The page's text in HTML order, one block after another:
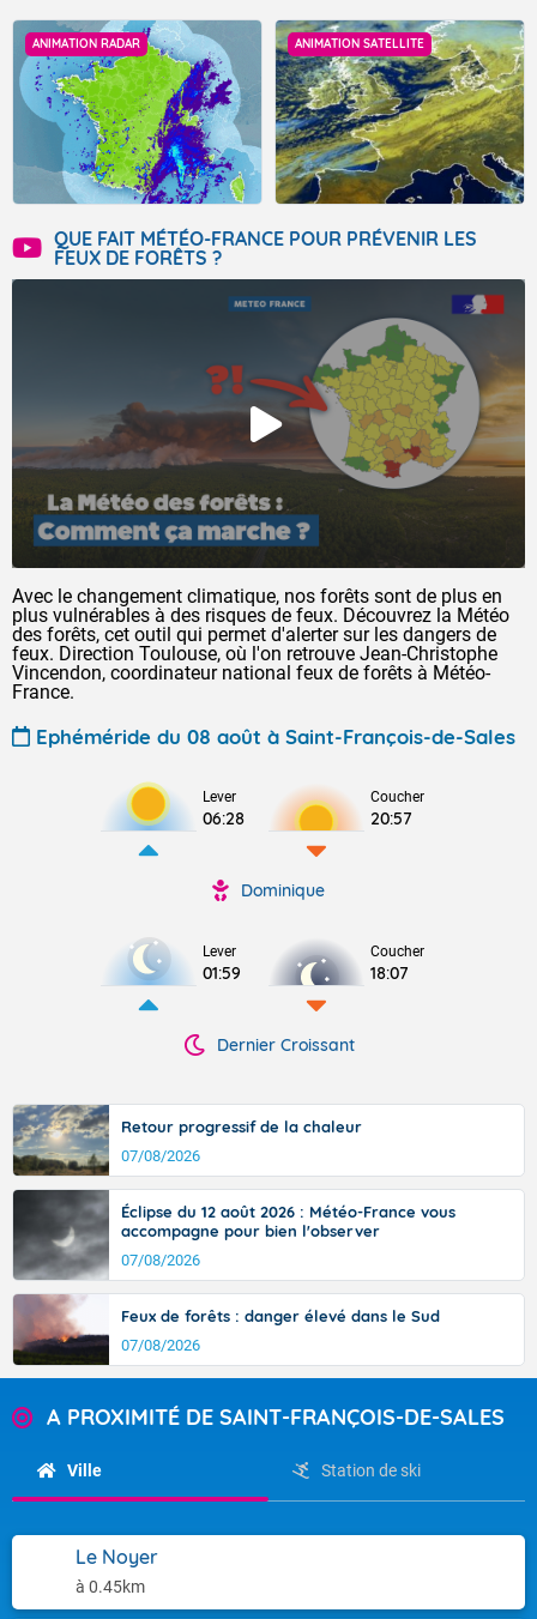
ANIMATION RADAR ANIMATION SATELLITE
QUE FAIT MÉTÉO-FRANCE POUR PRÉVENIR LES
FEUX DE FORÊTS ?
Avec le changement climatique, nos forêts sont de plus en
plus vulnérables à des risques de feux. Découvrez la Météo
des forêts, cet outil qui permet d'alerter sur les dangers de
feux. Direction Toulouse, où l'on retrouve Jean-Christophe
Vincendon, coordinateur national feux de forêts à Météo-
France.
Ephéméride du 08 août à Saint-François-de-Sales
Lever
06:28
Coucher
20:57
Dominique
Lever
01:59
Coucher
18:07
Dernier Croissant
Retour progressif de la chaleur
07/08/2026
Éclipse du 12 août 2026 : Météo-France vous
accompagne pour bien l'observer
07/08/2026
Feux de forêts : danger élevé dans le Sud
07/08/2026
A PROXIMITÉ DE SAINT-FRANÇOIS-DE-SALES
Ville Station de ski
Le Noyer
à 0.45km